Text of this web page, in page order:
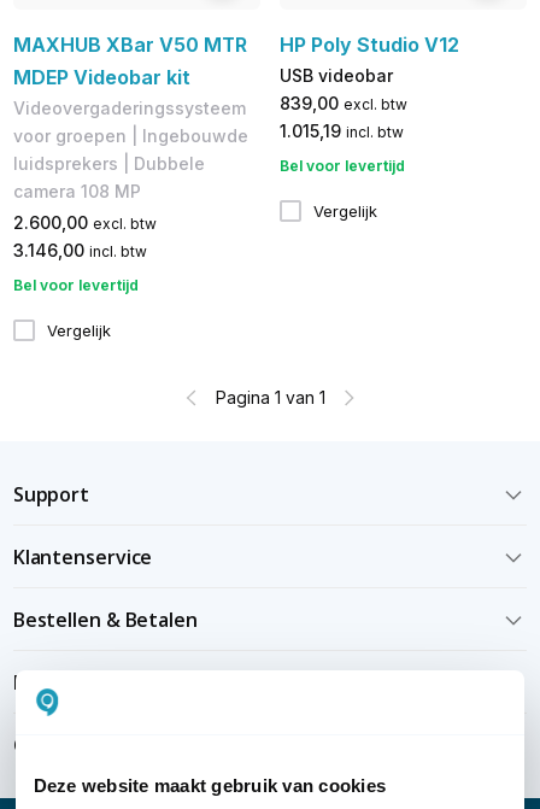
Deze website maakt gebruik van cookies
MAXHUB XBar V50 MTR
MDEP Videobar kit
Videovergaderingssysteem
voor groepen | Ingebouwde
luidsprekers | Dubbele
camera 108 MP
2.600,00 excl. btw
3.146,00 incl. btw
Bel voor levertijd
Vergelijk
HP Poly Studio V12
USB videobar
839,00 excl. btw
1.015,19 incl. btw
Bel voor levertijd
Vergelijk
Pagina 1 van 1
Support
Klantenservice
Bestellen & Betalen
Bezorgen & installeren
Over KommaGo